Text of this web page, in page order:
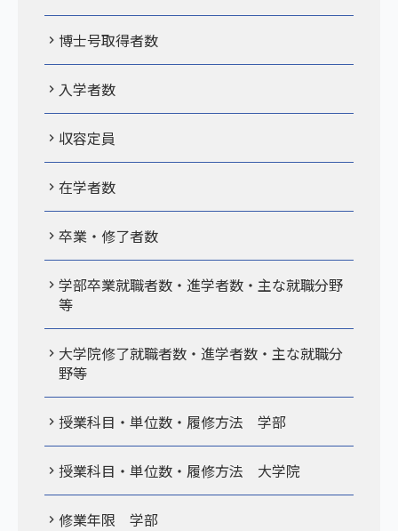
博士号取得者数
入学者数
収容定員
在学者数
卒業・修了者数
学部卒業就職者数・進学者数・主な就職分野
等
大学院修了就職者数・進学者数・主な就職分
野等
授業科目・単位数・履修方法 学部
授業科目・単位数・履修方法 大学院
修業年限 学部